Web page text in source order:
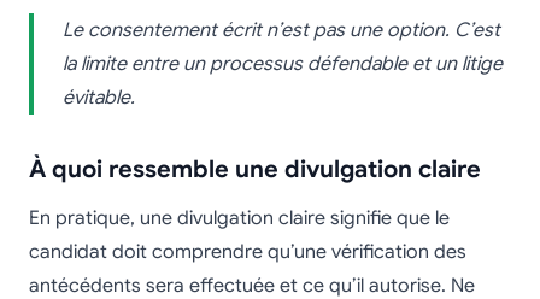
Le consentement écrit n’est pas une option. C’est
la limite entre un processus défendable et un litige
évitable.
À quoi ressemble une divulgation claire
En pratique, une divulgation claire signifie que le
candidat doit comprendre qu’une vérification des
antécédents sera effectuée et ce qu’il autorise. Ne